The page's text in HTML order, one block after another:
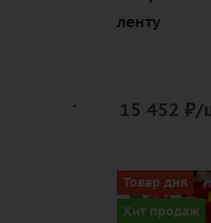
ленту
15 452 ₽/
Товар дня
Хит продаж
Количество
15